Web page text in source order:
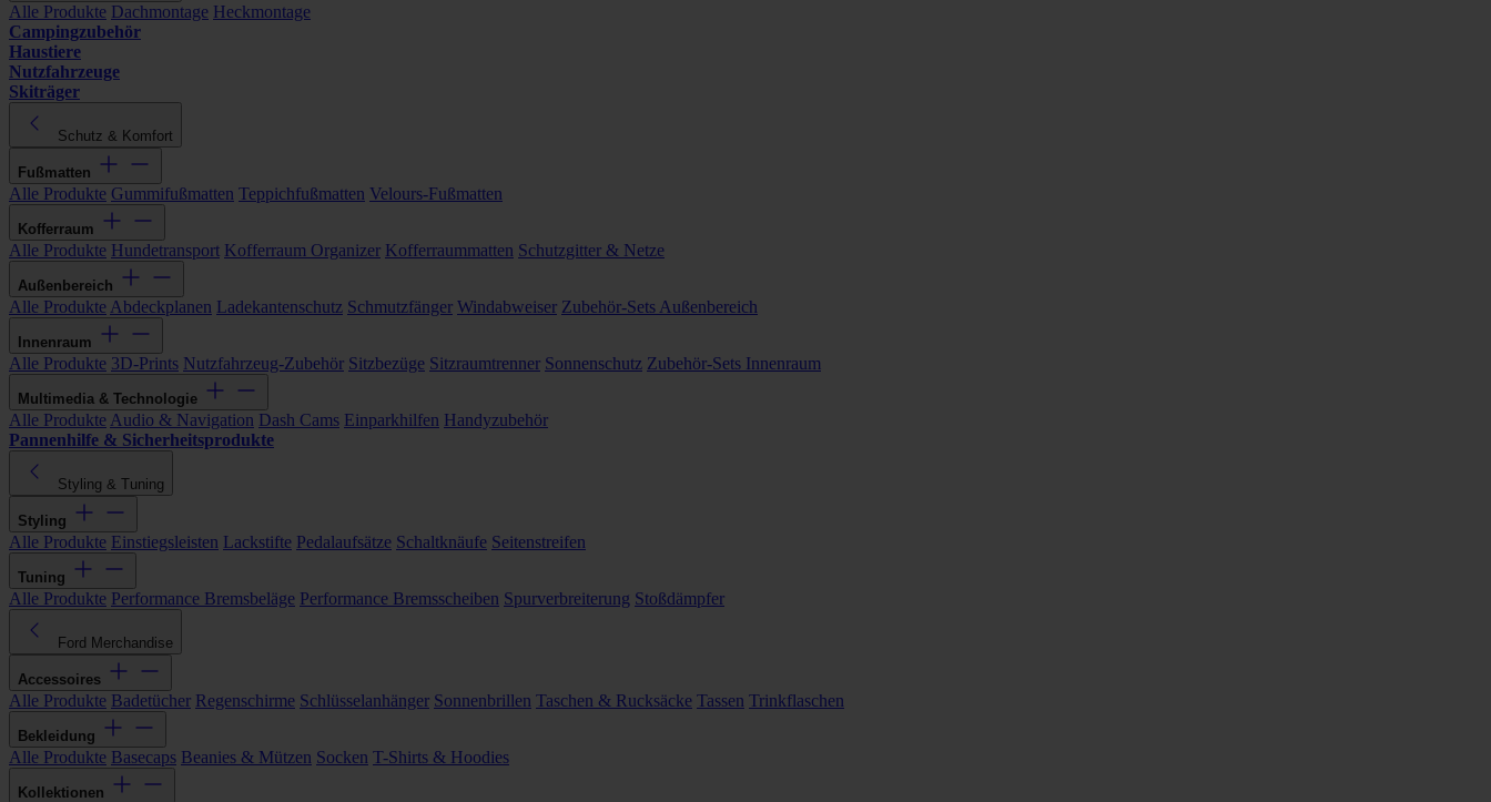
Alle Produkte Dachmontage Heckmontage
Campingzubehör
Haustiere
Nutzfahrzeuge
Skiträger
Schutz & Komfort
Fußmatten
Alle Produkte Gummifußmatten Teppichfußmatten Velours-Fußmatten
Kofferraum
Alle Produkte Hundetransport Kofferraum Organizer Kofferraummatten Schutzgitter & Netze
Außenbereich
Alle Produkte Abdeckplanen Ladekantenschutz Schmutzfänger Windabweiser Zubehör-Sets Außenbereich
Innenraum
Alle Produkte 3D-Prints Nutzfahrzeug-Zubehör Sitzbezüge Sitzraumtrenner Sonnenschutz Zubehör-Sets Innenraum
Multimedia & Technologie
Alle Produkte Audio & Navigation Dash Cams Einparkhilfen Handyzubehör
Pannenhilfe & Sicherheitsprodukte
Styling & Tuning
Styling
Alle Produkte Einstiegsleisten Lackstifte Pedalaufsätze Schaltknäufe Seitenstreifen
Tuning
Alle Produkte Performance Bremsbeläge Performance Bremsscheiben Spurverbreiterung Stoßdämpfer
Ford Merchandise
Accessoires
Alle Produkte Badetücher Regenschirme Schlüsselanhänger Sonnenbrillen Taschen & Rucksäcke Tassen Trinkflaschen
Bekleidung
Alle Produkte Basecaps Beanies & Mützen Socken T-Shirts & Hoodies
Kollektionen